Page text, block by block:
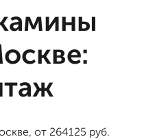
от 264125 руб.